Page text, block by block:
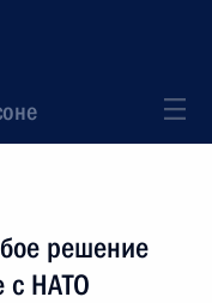
решение
с НАТО